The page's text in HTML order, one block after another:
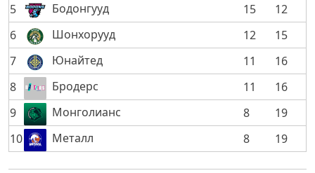
5
Бодонгууд 15
12
6
Шонхорууд 12
15
7
Юнайтед 11
16
8
Бродерс 11
16
9
Монголианс 8
19
10
Металл 8 19